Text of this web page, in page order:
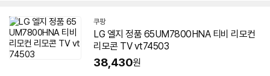
쿠팡
LG 엘지 정품 65UM7800HNA티비 리모컨
리모콘 TV vt74503
38,430원